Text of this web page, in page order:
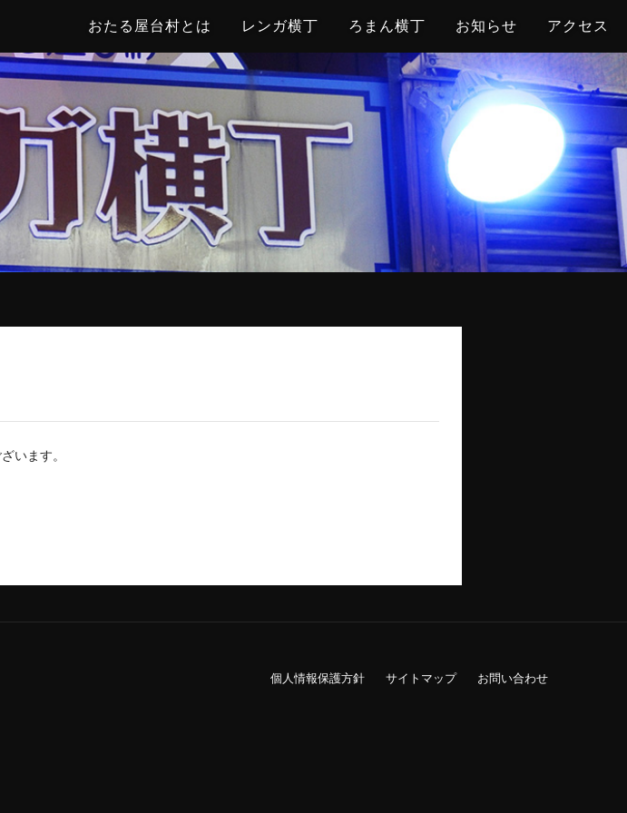
おたる屋台村とは レンガ横丁 ろまん横丁 お知らせ アクセス
います。
個人情報保護方針 サイトマップ お問い合わせ